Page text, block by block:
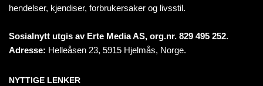
hendelser, kjendiser, forbrukersaker og livsstil.
Sosialnytt utgis av Erte Media AS, org.nr. 829 495 252.
Adresse: Helleåsen 23, 5915 Hjelmås, Norge.
NYTTIGE LENKER